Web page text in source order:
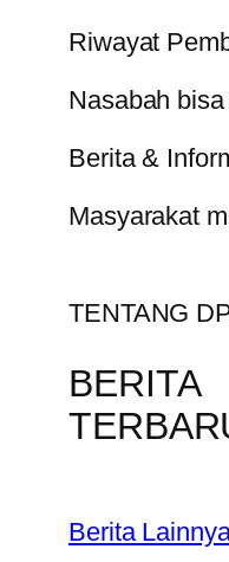
Riwayat
Nasabah
Berita &
Masyarakat
TENTANG
BERITA
Berita